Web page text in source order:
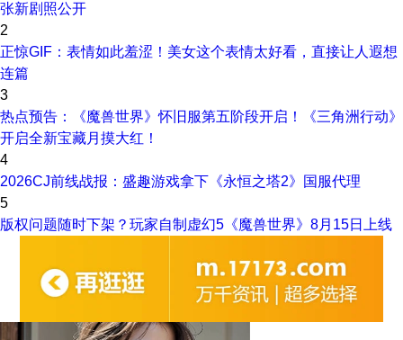
张新剧照公开
2
正惊GIF：表情如此羞涩！美女这个表情太好看，直接让人遐想
连篇
3
热点预告：《魔兽世界》怀旧服第五阶段开启！《三角洲行动》
开启全新宝藏月摸大红！
4
2026CJ前线战报：盛趣游戏拿下《永恒之塔2》国服代理
5
版权问题随时下架？玩家自制虚幻5《魔兽世界》8月15日上线